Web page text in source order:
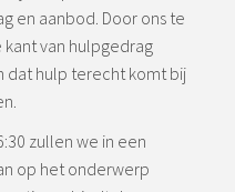
en aanbod. Door ons te
van hulpgedrag
dat hulp terecht komt bij
zullen we in een
op het onderwerp